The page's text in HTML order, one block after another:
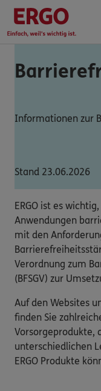
Informationen zur
Stand 23.06.2026
ERGO ist es
Anwendungen
mit den
Verordnung zum
(BFSGV) zur
Auf den Websites
finden Sie
Vorsorgeprodukte,
unterschiedlichen
ERGO Produkte